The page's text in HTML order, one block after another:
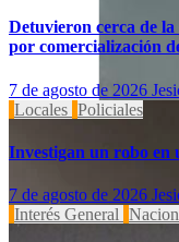
Detuvieron cerca de
por comercialización
7 de agosto de 2026
Locales Policiales
Investigan un robo en
7 de agosto de 2026
Interés General